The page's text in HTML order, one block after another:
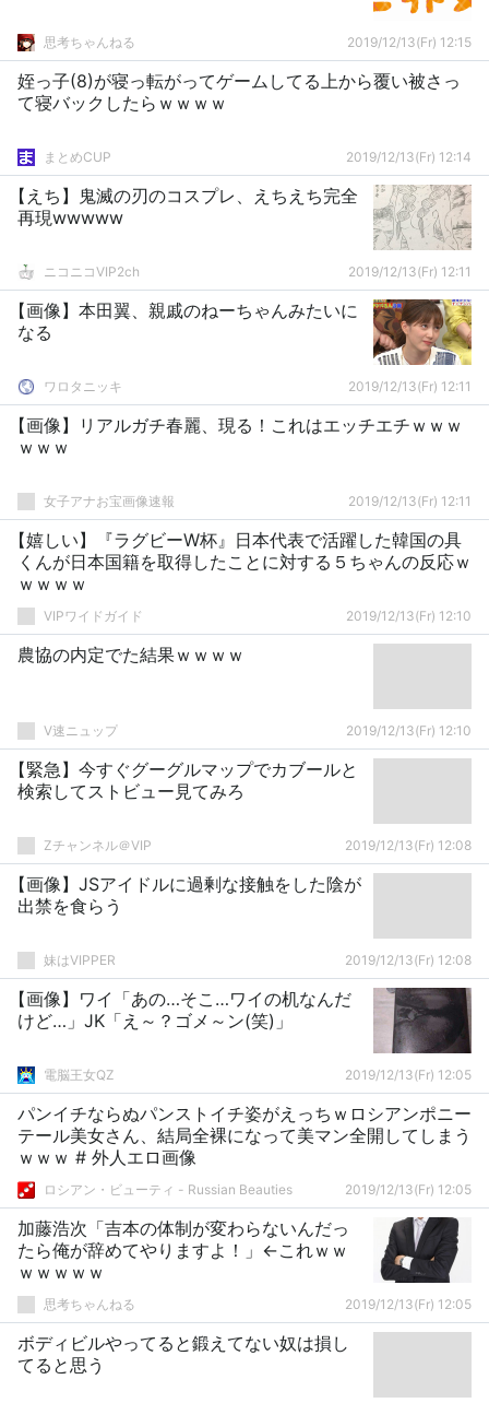
思考ちゃんねる 2019/12/13(Fr) 12:15
姪っ子(8)が寝っ転がってゲームしてる上から覆い被さっ
て寝バックしたらｗｗｗｗ
まとめCUP 2019/12/13(Fr) 12:14
【えち】鬼滅の刃のコスプレ、えちえち完全
再現wwwww
ニコニコVIP2ch 2019/12/13(Fr) 12:11
【画像】本田翼、親戚のねーちゃんみたいに
なる
ワロタニッキ 2019/12/13(Fr) 12:11
【画像】リアルガチ春麗、現る！これはエッチエチｗｗｗ
ｗｗｗ
女子アナお宝画像速報 2019/12/13(Fr) 12:11
【嬉しい】『ラグビーW杯』日本代表で活躍した韓国の具
くんが日本国籍を取得したことに対する５ちゃんの反応ｗ
ｗｗｗｗ
VIPワイドガイド 2019/12/13(Fr) 12:10
農協の内定でた結果ｗｗｗｗ
V速ニュップ 2019/12/13(Fr) 12:10
【緊急】今すぐグーグルマップでカブールと
検索してストビュー見てみろ
Zチャンネル＠VIP 2019/12/13(Fr) 12:08
【画像】JSアイドルに過剰な接触をした陰が
出禁を食らう
妹はVIPPER 2019/12/13(Fr) 12:08
【画像】ワイ「あの…そこ…ワイの机なんだ
けど…」JK「え～？ゴメ～ン(笑)」
電脳王女QZ 2019/12/13(Fr) 12:05
パンイチならぬパンストイチ姿がえっちｗロシアンポニー
テール美女さん、結局全裸になって美マン全開してしまう
ｗｗｗ # 外人エロ画像
ロシアン・ビューティ - Russian Beauties 2019/12/13(Fr) 12:05
加藤浩次「吉本の体制が変わらないんだっ
たら俺が辞めてやりますよ！」←これｗｗ
ｗｗｗｗｗ
思考ちゃんねる 2019/12/13(Fr) 12:05
ボディビルやってると鍛えてない奴は損し
てると思う